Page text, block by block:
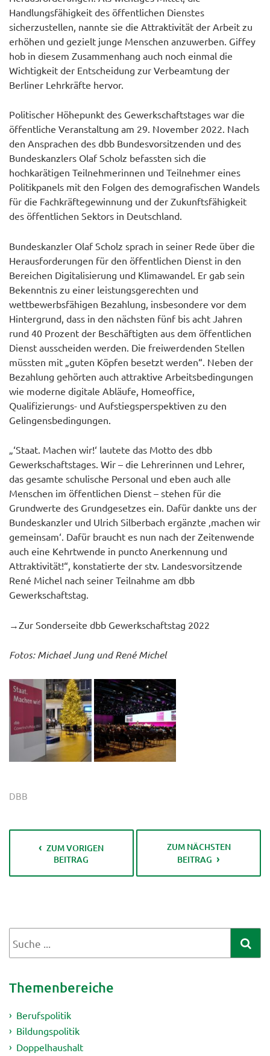
Handlungsfähigkeit des öffentlichen Dienstes
sicherzustellen, nannte sie die Attraktivität der Arbeit zu
erhöhen und gezielt junge Menschen anzuwerben. Giffey
hob in diesem Zusammenhang auch noch einmal die
Wichtigkeit der Entscheidung zur Verbeamtung der
Berliner Lehrkräfte hervor.
Politischer Höhepunkt des Gewerkschaftstages war die
öffentliche Veranstaltung am 29. November 2022. Nach
den Ansprachen des dbb Bundesvorsitzenden und des
Bundeskanzlers Olaf Scholz befassten sich die
hochkarätigen Teilnehmerinnen und Teilnehmer eines
Politikpanels mit den Folgen des demografischen Wandels
für die Fachkräftegewinnung und der Zukunftsfähigkeit
des öffentlichen Sektors in Deutschland.
Bundeskanzler Olaf Scholz sprach in seiner Rede über die
Herausforderungen für den öffentlichen Dienst in den
Bereichen Digitalisierung und Klimawandel. Er gab sein
Bekenntnis zu einer leistungsgerechten und
wettbewerbsfähigen Bezahlung, insbesondere vor dem
Hintergrund, dass in den nächsten fünf bis acht Jahren
rund 40 Prozent der Beschäftigten aus dem öffentlichen
Dienst ausscheiden werden. Die freiwerdenden Stellen
müssten mit „guten Köpfen besetzt werden“. Neben der
Bezahlung gehörten auch attraktive Arbeitsbedingungen
wie moderne digitale Abläufe, Homeoffice,
Qualifizierungs- und Aufstiegsperspektiven zu den
Gelingensbedingungen.
„‘Staat. Machen wir!‘ lautete das Motto des dbb
Gewerkschaftstages. Wir – die Lehrerinnen und Lehrer,
das gesamte schulische Personal und eben auch alle
Menschen im öffentlichen Dienst – stehen für die
Grundwerte des Grundgesetzes ein. Dafür dankte uns der
Bundeskanzler und Ulrich Silberbach ergänzte ‚machen wir
gemeinsam‘. Dafür braucht es nun nach der Zeitenwende
auch eine Kehrtwende in puncto Anerkennung und
Attraktivität!“, konstatierte der stv. Landesvorsitzende
René Michel nach seiner Teilnahme am dbb
Gewerkschaftstag.
→Zur Sonderseite dbb Gewerkschaftstag 2022
Fotos: Michael Jung und René Michel
DBB
ZUM VORIGEN
BEITRAG
ZUM NÄCHSTEN
BEITRAG
Themenbereiche
Berufspolitik
Bildungspolitik
Doppelhaushalt